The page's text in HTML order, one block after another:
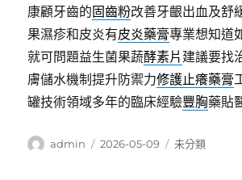
康顧牙齒的固齒粉改善牙齦出血及舒
果濕疹和皮炎有皮炎藥膏專業想知道
就可問題益生菌果蔬酵素片 建議要找
膚儲水機制提升防禦力修護止癢藥膏
罐技術領域多年的臨床經驗豐胸藥貼
作
admin
發
2026-05-09
分
未分類